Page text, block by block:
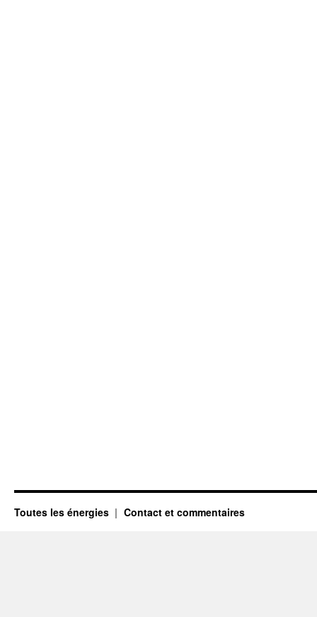
Toutes les énergies Contact et commentaires